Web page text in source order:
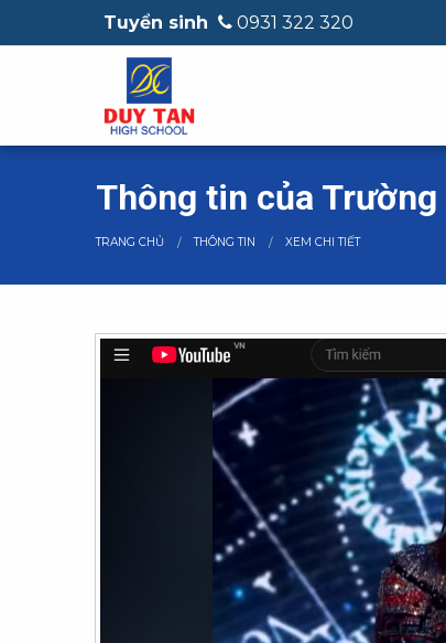
Tuyển sinh 0931 322 320
Thông tin của Trường
TRANG CHỦ THÔNG TIN CURRENT:
XEM CHI TIẾT